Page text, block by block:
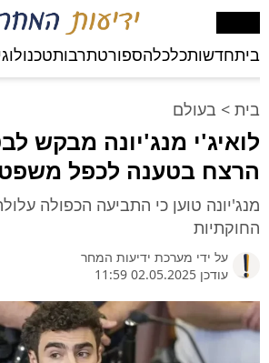
ביתחדשותכלכלהספורטתרבות
בית > בעולם
לואיג'י מנג'יונה מבקש
הרצח בטענה לכפל משפט
מנג'יונה טוען כי התביעה הכפולה
החוקתיות
על ידי מערכת ידיעות המחר
עודכן 02.05.2025 11:59